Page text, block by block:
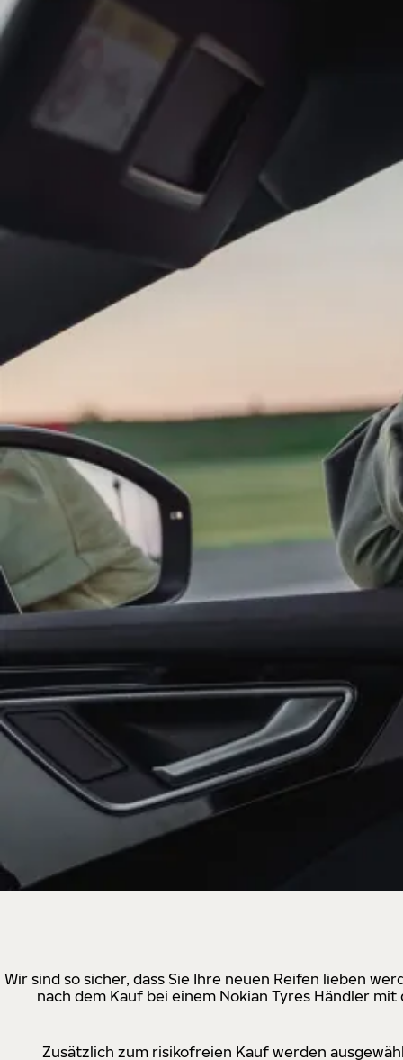
Wir sind so sicher, dass Sie Ihre neuen Reifen lieben
nach dem Kauf bei einem Nokian Tyres Händler
Zusätzlich zum risikofreien Kauf werden